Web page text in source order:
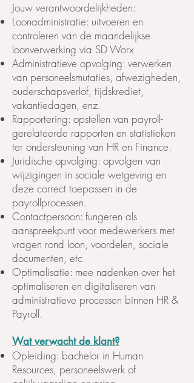
Jouw verantwoordelijkheden:
Loonadministratie: uitvoeren en
controleren van de maandelijkse
loonverwerking via SD Worx
Administratieve opvolging: verwerken
van personeelsmutaties, afwezigheden,
ouderschapsverlof, tijdskrediet,
vakantiedagen, enz.
Rapportering: opstellen van payroll-
gerelateerde rapporten en statistieken
ter ondersteuning van HR en Finance.
Juridische opvolging: opvolgen van
wijzigingen in sociale wetgeving en
deze correct toepassen in de
payrollprocessen.
Contactpersoon: fungeren als
aanspreekpunt voor medewerkers met
vragen rond loon, voordelen, sociale
documenten, etc.
Optimalisatie: mee nadenken over het
optimaliseren en digitaliseren van
administratieve processen binnen HR &
Payroll.
Wat verwacht de klant?
Opleiding: bachelor in Human
Resources, personeelswerk of